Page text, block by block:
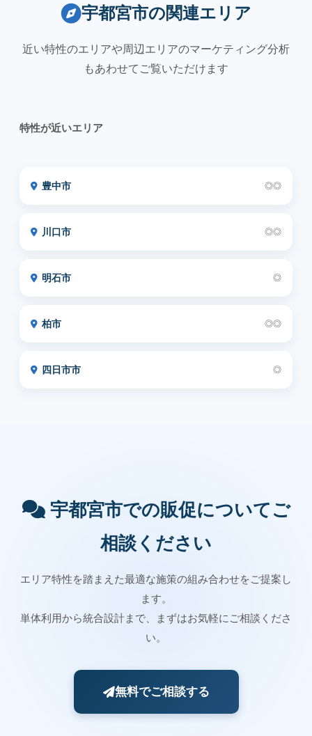
宇都宮市の関連エリア
近い特性のエリアや周辺エリアのマーケティング分析
もあわせてご覧いただけます
特性が近いエリア
豊中市 ◎◎
川口市 ◎◎
明石市 ◎
柏市 ◎◎
四日市市 ◎
宇都宮市での販促についてご
相談ください
エリア特性を踏まえた最適な施策の組み合わせをご提案し
ます。
単体利用から統合設計まで、まずはお気軽にご相談くださ
い。
無料でご相談する